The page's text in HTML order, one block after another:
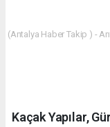
(Antalya Haber Takip ) -
Kaçak Yapılar,